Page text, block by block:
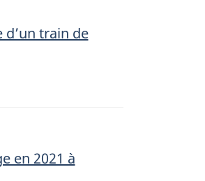
train de
en 2021 à